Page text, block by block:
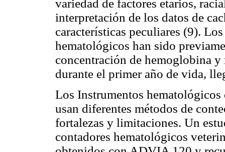
variedad de factores etarios,
interpretación de los datos de
características peculiares (9).
hematológicos han sido
concentración de hemoglobina
durante el primer año de vida,
Los Instrumentos
usan diferentes métodos de
fortalezas y limitaciones. Un
contadores hematológicos